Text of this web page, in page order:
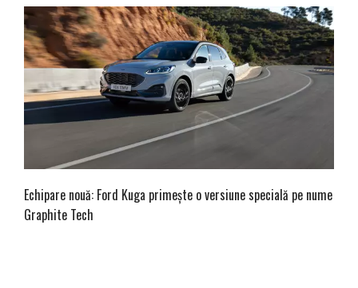
Echipare nouă: Ford Kuga primește o versiune specială pe nume
Graphite Tech